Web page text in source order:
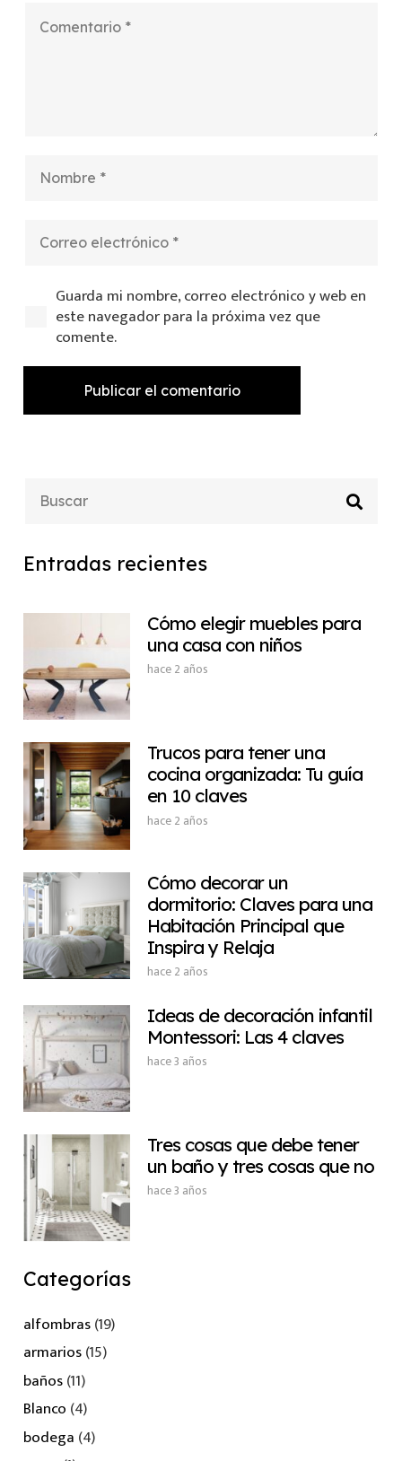
Guarda mi nombre, correo electrónico y web en
este navegador para la próxima vez que
comente.
Publicar el comentario
Entradas recientes
Cómo elegir muebles para
una casa con niños
hace 2 años
Trucos para tener una
cocina organizada: Tu guía
en 10 claves
hace 2 años
Cómo decorar un
dormitorio: Claves para una
Habitación Principal que
Inspira y Relaja
hace 2 años
Ideas de decoración infantil
Montessori: Las 4 claves
hace 3 años
Tres cosas que debe tener
un baño y tres cosas que no
hace 3 años
Categorías
alfombras(19)
armarios(15)
baños(11)
Blanco (4)
bodega (4)